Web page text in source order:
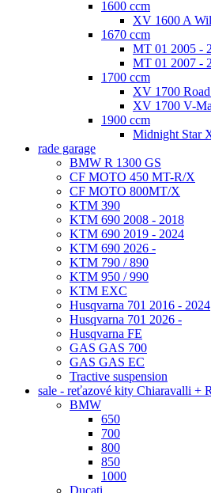
1600 ccm
XV 1600 A
1670 ccm
MT 01 2005 -
MT 01 2007 -
1700 ccm
XV 1700
XV 1700 V-
1900 ccm
Midnight Star
rade garage
BMW R 1300 GS
CF MOTO 450 MT-R/X
CF MOTO 800MT/X
KTM 390
KTM 690 2008 - 2018
KTM 690 2019 - 2024
KTM 690 2026 -
KTM 790 / 890
KTM 950 / 990
KTM EXC
Husqvarna 701 2016 - 2024
Husqvarna 701 2026 -
Husqvarna FE
GAS GAS 700
GAS GAS EC
Tractive suspension
sale - reťazové kity Chiaravalli +
BMW
650
700
800
850
1000
Ducati